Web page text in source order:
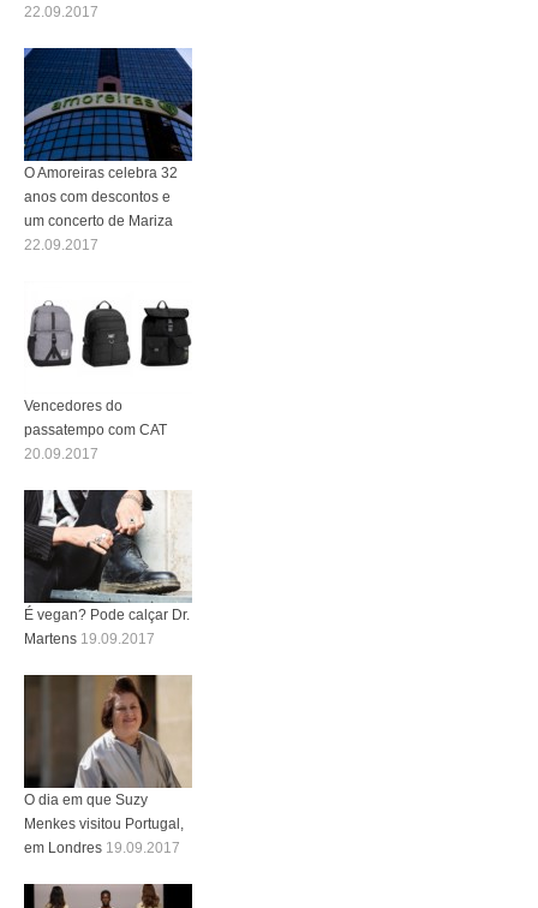
22.09.2017
O Amoreiras celebra 32
anos com descontos e
um concerto de Mariza
22.09.2017
Vencedores do
passatempo com CAT
20.09.2017
É vegan? Pode calçar Dr.
Martens 19.09.2017
O dia em que Suzy
Menkes visitou Portugal,
em Londres 19.09.2017